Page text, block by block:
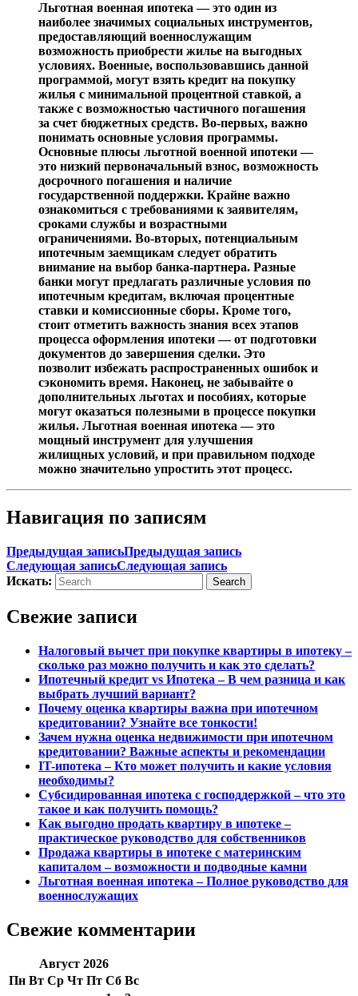
Льготная военная ипотека — это один из
наиболее значимых социальных инструментов,
предоставляющий военнослужащим
возможность приобрести жилье на выгодных
условиях. Военные, воспользовавшись данной
программой, могут взять кредит на покупку
жилья с минимальной процентной ставкой, а
также с возможностью частичного погашения
за счет бюджетных средств. Во-первых, важно
понимать основные условия программы.
Основные плюсы льготной военной ипотеки —
это низкий первоначальный взнос, возможность
досрочного погашения и наличие
государственной поддержки. Крайне важно
ознакомиться с требованиями к заявителям,
сроками службы и возрастными
ограничениями. Во-вторых, потенциальным
ипотечным заемщикам следует обратить
внимание на выбор банка-партнера. Разные
банки могут предлагать различные условия по
ипотечным кредитам, включая процентные
ставки и комиссионные сборы. Кроме того,
стоит отметить важность знания всех этапов
процесса оформления ипотеки — от подготовки
документов до завершения сделки. Это
позволит избежать распространенных ошибок и
сэкономить время. Наконец, не забывайте о
дополнительных льготах и пособиях, которые
могут оказаться полезными в процессе покупки
жилья. Льготная военная ипотека — это
мощный инструмент для улучшения
жилищных условий, и при правильном подходе
можно значительно упростить этот процесс.
Навигация по записям
Предыдущая записьПредыдущая запись
Следующая записьСледующая запись
Искать:
Search
Свежие записи
Налоговый вычет при покупке квартиры в ипотеку –
сколько раз можно получить и как это сделать?
Ипотечный кредит vs Ипотека – В чем разница и как
выбрать лучший вариант?
Почему оценка квартиры важна при ипотечном
кредитовании? Узнайте все тонкости!
Зачем нужна оценка недвижимости при ипотечном
кредитовании? Важные аспекты и рекомендации
IT-ипотека – Кто может получить и какие условия
необходимы?
Субсидированная ипотека с господдержкой – что это
такое и как получить помощь?
Как выгодно продать квартиру в ипотеке –
практическое руководство для собственников
Продажа квартиры в ипотеке с материнским
капиталом – возможности и подводные камни
Льготная военная ипотека – Полное руководство для
военнослужащих
Свежие комментарии
Август 2026
Пн Вт Ср Чт Пт Сб Вс